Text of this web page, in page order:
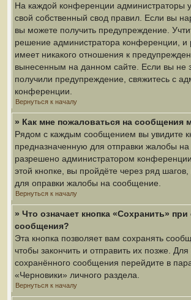
На каждой конференции администраторы
свой собственный свод правил. Если вы
вы можете получить предупреждение.
решение администратора конференции, и
имеет никакого отношения к
вынесенным на данном сайте. Если вы не
получили предупреждение, свяжитесь с
конференции.
Вернуться к началу
» Как мне пожаловаться на сообщения
Рядом с каждым сообщением вы увидите
предназначенную для отправки жалобы на
разрешено администратором
этой кнопке, вы пройдёте через ряд
для оправки жалобы на сообщение.
Вернуться к началу
» Что означает кнопка «Сохранить» при
сообщения?
Эта кнопка позволяет вам сохранять
чтобы закончить и отправить их позже. Для
сохранённого сообщения перейдите в
«Черновики» личного раздела.
Вернуться к началу